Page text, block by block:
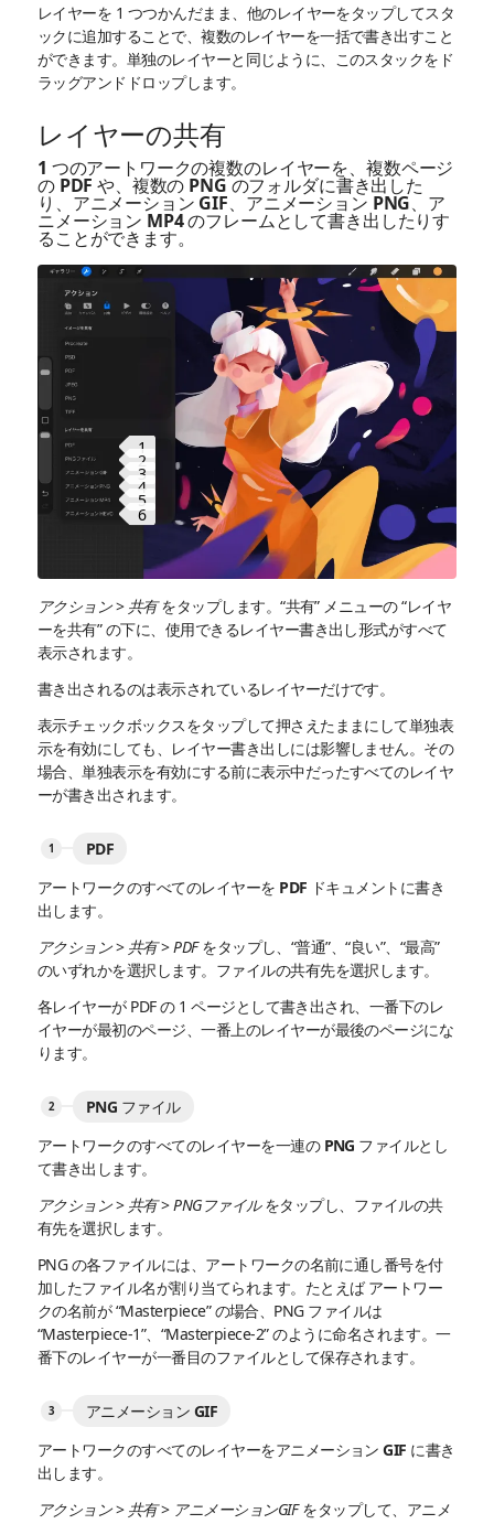
レイヤーを 1 つつかんだまま、他のレイヤーをタップしてスタ
ックに追加することで、複数のレイヤーを一括で書き出すこと
ができます。単独のレイヤーと同じように、このスタックをド
ラッグアンドドロップします。
レイヤーの共有
1 つのアートワークの複数のレイヤーを、複数ページ
の PDF や、複数の PNG のフォルダに書き出した
り、アニメーション GIF、アニメーション PNG、ア
ニメーション MP4 のフレームとして書き出したりす
ることができます。
1
2
3
4
5
6
アクション> 共有をタップします。“共有” メニューの “レイヤ
ーを共有” の下に、使用できるレイヤー書き出し形式がすべて
表示されます。
書き出されるのは表示されているレイヤーだけです。
表示チェックボックスをタップして押さえたままにして単独表
示を有効にしても、レイヤー書き出しには影響しません。その
場合、単独表示を有効にする前に表示中だったすべてのレイヤ
ーが書き出されます。
PDF
アートワークのすべてのレイヤーを PDF ドキュメントに書き
出します。
アクション> 共有>PDFをタップし、“普通”、“良い”、“最高”
のいずれかを選択します。ファイルの共有先を選択します。
各レイヤーが PDF の 1 ページとして書き出され、一番下のレ
イヤーが最初のページ、一番上のレイヤーが最後のページにな
ります。
PNG ファイル
アートワークのすべてのレイヤーを一連の PNG ファイルとし
て書き出します。
アクション> 共有>PNGファイルをタップし、ファイルの共
有先を選択します。
PNG の各ファイルには、アートワークの名前に通し番号を付
加したファイル名が割り当てられます。たとえば アートワー
クの名前が “Masterpiece” の場合、PNG ファイルは
“Masterpiece-1”、“Masterpiece-2” のように命名されます。一
番下のレイヤーが一番目のファイルとして保存されます。
アニメーション GIF
アートワークのすべてのレイヤーをアニメーション GIF に書き
出します。
アクション> 共有> アニメーションGIFをタップして、アニメ